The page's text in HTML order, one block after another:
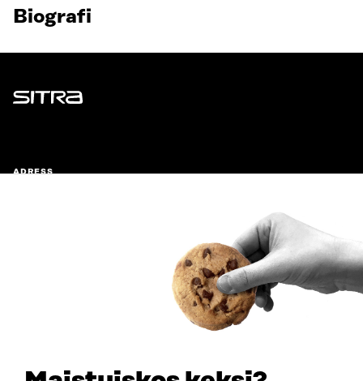
Biografi
Sitra
ADRESS